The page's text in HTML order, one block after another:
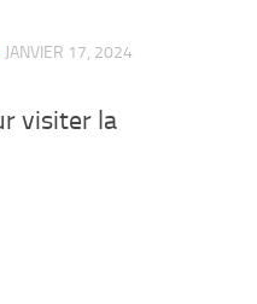
JANVIER 17, 2024
visiter la